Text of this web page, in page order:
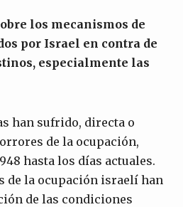
los mecanismos de
por Israel en contra de
especialmente las
han sufrido, directa o
de la ocupación,
hasta los días actuales.
de la ocupación israelí han
de las condiciones